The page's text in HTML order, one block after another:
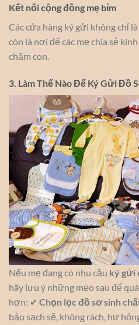
Kết nối cộng đồng mẹ bỉm
Các cửa hàng ký gửi không chỉ
còn là nơi để các mẹ chia sẻ
chăm con.
3. Làm Thế Nào Để Ký Gửi Đồ
Nếu mẹ đang có nhu cầu ký gửi
hãy lưu ý những mẹo sau để
hơn: ✔ Chọn lọc đồ sơ sinh
bảo sạch sẽ, không rách, hư